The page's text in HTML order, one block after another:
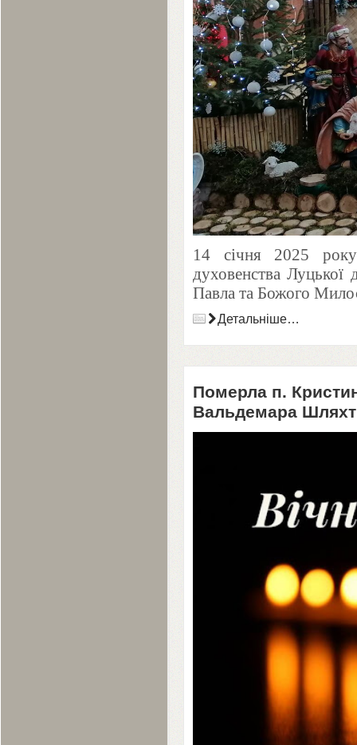
14січня 2025
духовенства Луцької
Павла та Божого
Детальніше…
Померла п.
Вальдемара